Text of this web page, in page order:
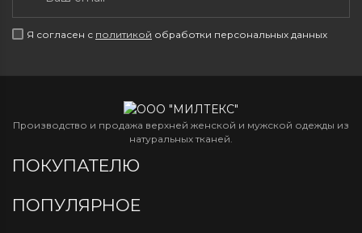
Я согласен с политикой обработки персональных данных
Производство и продажа верхней женской и мужской одежды из
натуральных тканей.
ПОКУПАТЕЛЮ
ПОПУЛЯРНОЕ